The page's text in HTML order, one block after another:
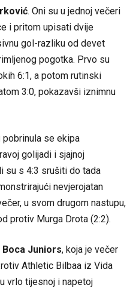
. Oni su u jednoj večeri
i pritom upisati dvije
gol-razliku od devet
pogotka. Prvo su
6:1, a potom rutinski
3:0, pokazavši iznimnu
se ekipa
golijadi i sjajnoj
su s 4:3 srušiti do tada
nevjerojatan
u svom drugom nastupu,
protiv Murga Drota (2:2).
Boca Juniors, koja je večer
Athletic Bilbaa iz Vida
vrlo tijesnoj i napetoj